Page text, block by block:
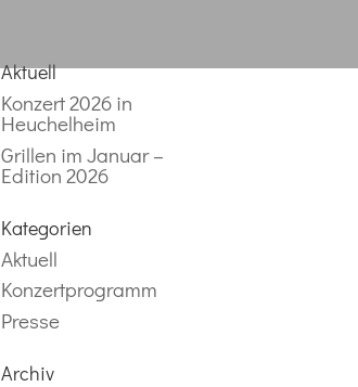
Aktuell
Konzert 2026 in
Heuchelheim
Grillen im Januar –
Edition 2026
Kategorien
Aktuell
Konzertprogramm
Presse
Archiv